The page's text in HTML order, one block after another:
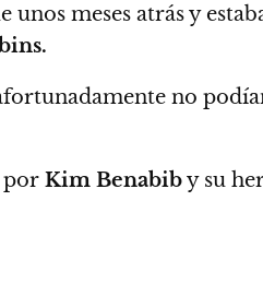
unos meses atrás y
no
por Kim Benabiby su